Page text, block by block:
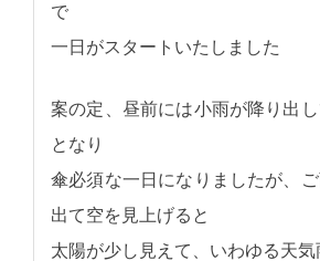
で
一日がスタートいたしました
案の定、昼前には小雨が降り出
となり
傘必須な一日になりましたが、
出て空を見上げると
太陽が少し見えて、いわゆる天気